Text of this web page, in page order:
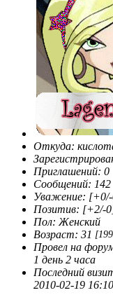
Откуда:
Приглашений: 0
Сообщений: 142
Уважение:
Позитив: [+2/-
Пол: Женский
Возраст: 31
Провел на
1 день 2 часа
Последний
2010-02-19